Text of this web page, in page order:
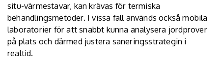
situ-värmestavar, kan krävas för termiska
behandlingsmetoder. I vissa fall används också mobila
laboratorier för att snabbt kunna analysera jordprover
på plats och därmed justera saneringsstrategin i
realtid.